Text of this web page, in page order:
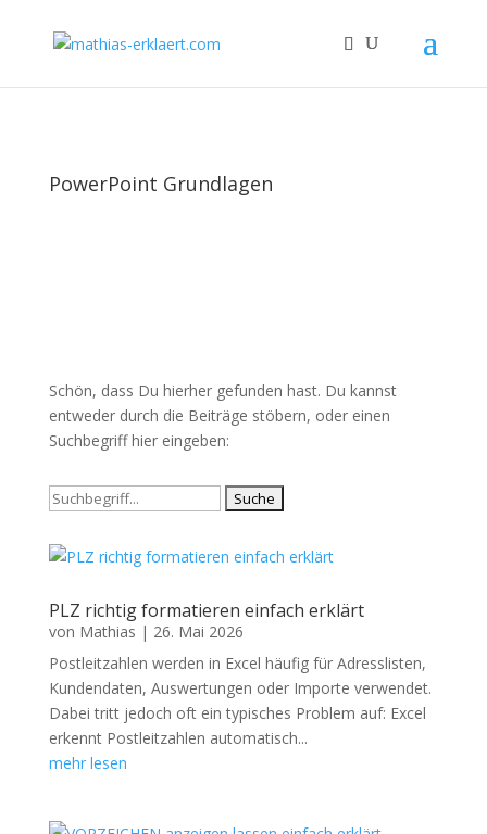
PowerPoint Grundlagen
Schön, dass Du hierher gefunden hast. Du kannst
entweder durch die Beiträge stöbern, oder einen
Suchbegriff hier eingeben:
Suchen
PLZ richtig formatieren einfach erklärt
von Mathias | 26. Mai 2026
Postleitzahlen werden in Excel häufig für Adresslisten,
Kundendaten, Auswertungen oder Importe verwendet.
Dabei tritt jedoch oft ein typisches Problem auf: Excel
erkennt Postleitzahlen automatisch...
mehr lesen